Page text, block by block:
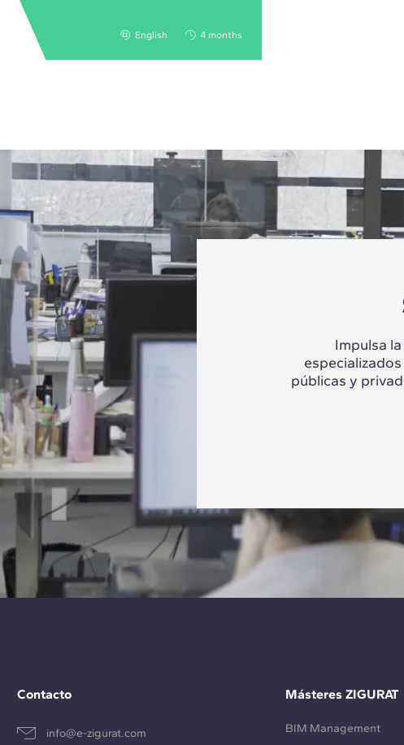
English 4 months
Impulsa
públicas y
Contacto
info@e-zigurat.com
Másteres ZIGURAT
BIM Management